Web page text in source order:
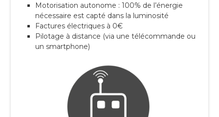
Motorisation autonome : 100% de l’énergie
nécessaire est capté dans la luminosité
Factures électriques à 0€
Pilotage à distance (via une télécommande ou
un smartphone)